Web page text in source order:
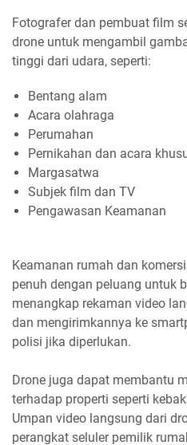
Fotografer dan pembuat film
drone untuk mengambil
tinggi dari udara, seperti:
Bentang alam
Acara olahraga
Perumahan
Pernikahan dan acara
Margasatwa
Subjek film dan TV
Pengawasan Keamanan
Keamanan rumah dan
penuh dengan peluang untuk
menangkap rekaman video
dan mengirimkannya ke
polisi jika diperlukan.
Drone juga dapat membantu
terhadap properti seperti
Umpan video langsung dari
perangkat seluler pemilik